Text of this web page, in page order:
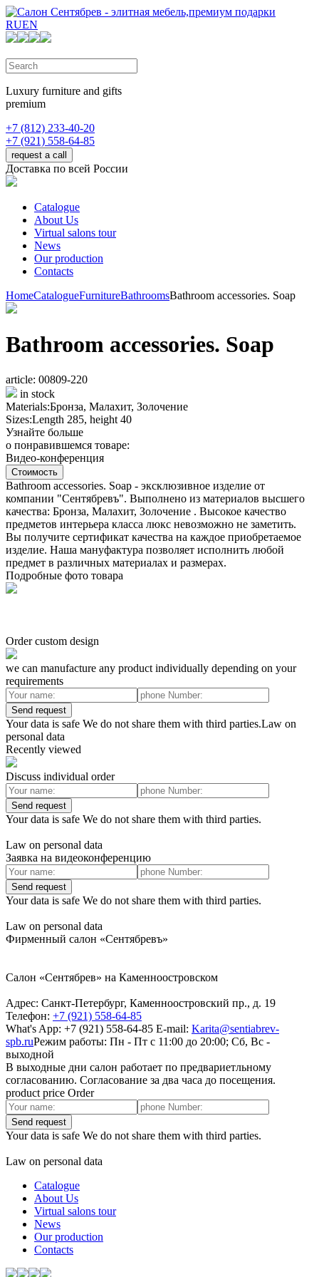
RUEN
Luxury furniture and gifts
premium
+7 (812) 233-40-20
+7 (921) 558-64-85
request a call
Доставка по всей России
Catalogue
About Us
Virtual salons tour
News
Our production
Contacts
HomeCatalogueFurnitureBathroomsBathroom accessories. Soap
Bathroom accessories. Soap
article: 00809-220
in stock
Materials:Бронза, Малахит, Золочение
Sizes:Length 285, height 40
Узнайте больше
о понравившемся товаре:
Видео-конференция
Стоимость
Bathroom accessories. Soap - эксклюзивное изделие от
компании "Сентябревъ". Выполнено из материалов высшего
качества: Бронза, Малахит, Золочение . Высокое качество
предметов интерьера класса люкс невозможно не заметить.
Вы получите сертификат качества на каждое приобретаемое
изделие. Наша мануфактура позволяет исполнить любой
предмет в различных материалах и размерах.
Подробные фото товара
Order custom design
we can manufacture any product individually depending on your
requirements
Send request
Your data is safe We do not share them with third parties.Law on
personal data
Recently viewed
Discuss individual order
Send request
Your data is safe We do not share them with third parties.
Law on personal data
Заявка на видеоконференцию
Send request
Your data is safe We do not share them with third parties.
Law on personal data
Фирменный салон «Сентябревъ»
Салон «Сентябрев» на Каменноостровском
Адрес: Санкт-Петербург, Каменноостровский пр., д. 19
Телефон: +7 (921) 558-64-85
What's App: +7 (921) 558-64-85 E-mail: Karita@sentiabrev-
spb.ruРежим работы: Пн - Пт с 11:00 до 20:00; Сб, Вс -
выходной
В выходные дни салон работает по предвариетльному
согласованию. Согласование за два часа до посещения.
product price Order
Send request
Your data is safe We do not share them with third parties.
Law on personal data
Catalogue
About Us
Virtual salons tour
News
Our production
Contacts